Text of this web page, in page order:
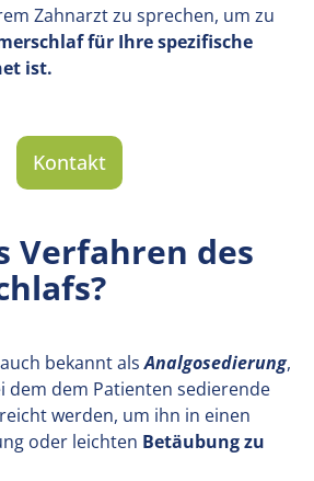
Zahnarzt zu sprechen, um zu
für Ihre spezifische
ist.
Kontakt
Verfahren des
bekannt alsAnalgosedierung,
dem dem Patienten sedierende
werden, um ihn in einen
oder leichten Betäubung zu